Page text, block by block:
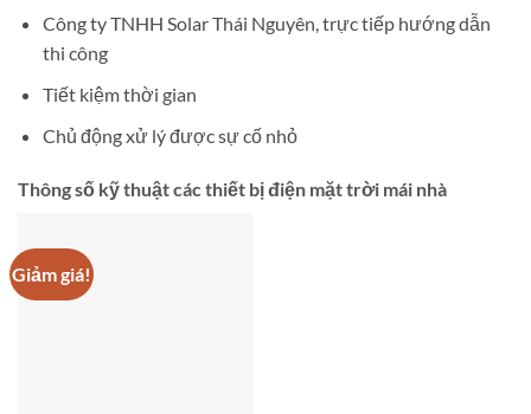
Công ty TNHH Solar Thái Nguyên, trực tiếp hướng dẫn
thi công
Tiết kiệm thời gian
Chủ động xử lý được sự cố nhỏ
Thông số kỹ thuật các thiết bị điện mặt trời mái nhà
Giảm giá!